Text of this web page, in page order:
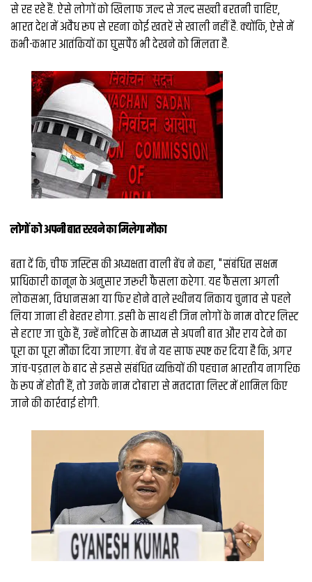
से रह रहे हैं. ऐसे लोगों को खिलाफ जल्द से जल्द सख्ती बरतनी चाहिए,
भारत देश में अवैध रूप से रहना कोई खतरें से खाली नहीं है. क्योंकि, ऐसे में
कभी-कभार आतंकियों का घुसपैठ भी देखने को मिलता है.
लोगों को अपनी बात रखने का मिलेगा मौका
बता दें कि, चीफ जस्टिस की अध्यक्षता वाली बेंच ने कहा, "संबंधित सक्षम
प्राधिकारी कानून के अनुसार जरूरी फैसला करेगा. यह फैसला अगली
लोकसभा, विधानसभा या फिर होने वाले स्थीनय निकाय चुनाव से पहले
लिया जाना ही बेहतर होगा. इसी के साथ ही जिन लोगों के नाम वोटर लिस्ट
से हटाए जा चुके हैं, उन्हें नोटिस के माध्यम से अपनी बात और राय देने का
पूरा का पूरा मौका दिया जाएगा. बेंच ने यह साफ स्पष्ट कर दिया है कि, अगर
जांच-पड़ताल के बाद से इससे संबंधित व्यक्तियों की पहचान भारतीय नागरिक
के रूप में होती हैं, तो उनके नाम दोबारा से मतदाता लिस्ट में शामिल किए
जाने की कार्रवाई होगी.